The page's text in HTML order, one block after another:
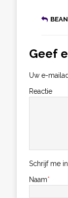
Geef
Uw e-
Reactie
Schrijf me
Naam*